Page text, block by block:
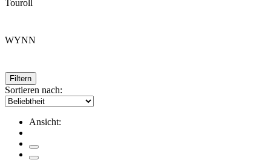
Touroll
WYNN
Filtern
Sortieren nach:
Ansicht: